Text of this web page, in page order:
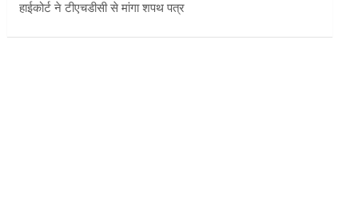
हाईकोर्ट ने टीएचडीसी से मांगा शपथ पत्र